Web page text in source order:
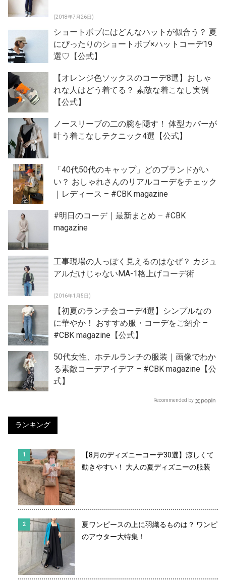
(2018年7月26日)
ショートボブにはどんなハットが似合う？ 夏
にぴったりのショートボブ×ハットコーデ19
選♡【公式】
【オレンジ色ソックスのコーデ8選】おしゃ
れな人はどう着てる？ 素敵な着こなし実例
【公式】
ノースリーブの二の腕を隠す！ 体型カバーが
叶う着こなしテクニック4選【公式】
「40代50代のキャップ」どのブランドがい
い？ おしゃれさんのリアルコーデをチェック
｜レディース – #CBK magazine
#明日のコーデ｜最新まとめ – #CBK
magazine
工事現場の人っぽく見えるのはなぜ？ カジュ
アルだけじゃないMA-1格上げコーデ術
(2016年1月5日)
【初夏のランチ会コーデ4選】シンプルなの
に華やか！ おすすめ服・コーデをご紹介 –
#CBK magazine【公式】
50代女性、ホテルランチの服装｜画像でわか
る素敵コーデアイデア – #CBK magazine【公
式】
Recommended by
ランキング
【8月のディズニーコーデ30選】涼しくて
動きやすい！ 大人の夏ディズニーの服装
夏ワンピースの上に羽織るものは？ ワンピ
のアウター大特集！